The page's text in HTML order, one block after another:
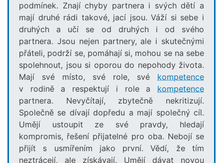
podmínek. Znají chyby partnera i svých dětí a
mají druhé rádi takové, jací jsou. Váží si sebe i
druhých a učí se od druhých i od svého
partnera. Jsou nejen partnery, ale i skutečnými
přáteli, podrží se, pomáhají si, mohou se na sebe
spolehnout, jsou si oporou do nepohody života.
Mají své místo, své role, své kompetence
v rodině a respektují i role a kompetence
partnera. Nevyčítají, zbytečně nekritizují.
Společně se dívají dopředu a mají společný cíl.
Umějí ustoupit ze své pravdy, hledají
kompromis, řešení přijatelné pro oba. Nebojí se
přijít s usmířením jako první. Vědí, že tím
neztrácejí, ale získávají. Umějí dávat novou